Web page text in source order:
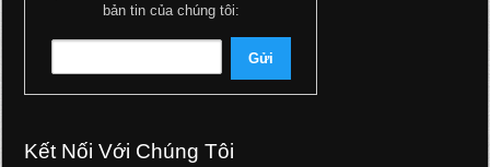
bản tin của chúng tôi:
Kết Nối Với Chúng Tôi